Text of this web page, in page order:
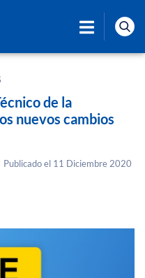
de la
nuevos cambios
Publicado el 11 Diciembre 2020